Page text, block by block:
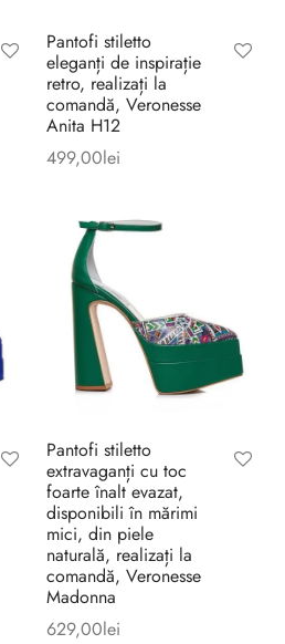
Pantofi stiletto
eleganți de inspirație
retro, realizați la
comandă, Veronesse
Anita H12
499,00lei
Pantofi stiletto
extravaganți cu toc
foarte înalt evazat,
disponibili în mărimi
mici, din piele
naturală, realizați la
comandă, Veronesse
Madonna
629,00lei